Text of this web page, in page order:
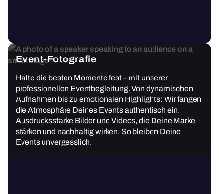
Event-Fotografie
Halte die besten Momente fest – mit unserer
professionellen Eventbegleitung. Von dynamischen
Aufnahmen bis zu emotionalen Highlights: Wir fangen
die Atmosphäre Deines Events authentisch ein.
Ausdrucksstarke Bilder und Videos, die Deine Marke
stärken und nachhaltig wirken. So bleiben Deine
Events unvergesslich.